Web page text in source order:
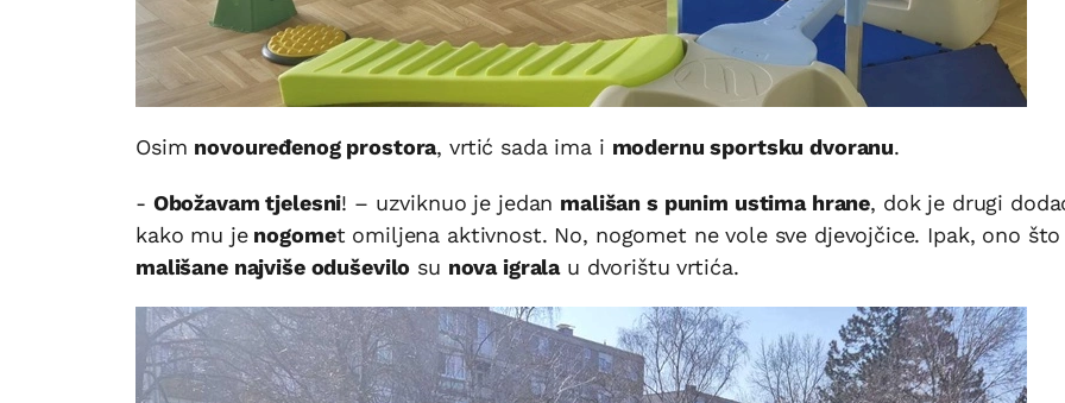
Osim novouređenog prostora, vrtić sada ima i modernu sportsku dvoranu.
- Obožavam tjelesni! – uzviknuo je jedan mališan s punim ustima hrane, dok je drugi
kako mu jenogomet omiljena aktivnost. No, nogomet ne vole sve djevojčice. Ipak, ono što
mališane najviše oduševilo su nova igralau dvorištu vrtića.